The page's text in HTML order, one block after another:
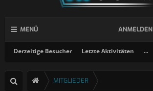
MENÜ
Derzeitige Besucher Letzte Aktivitäten ...
ANMELDEN
MITGLIEDER